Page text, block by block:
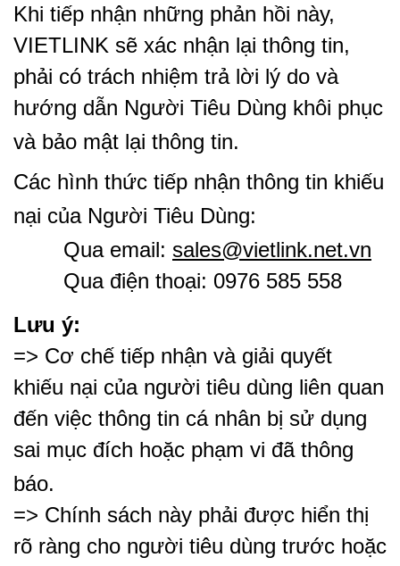
Khi tiếp nhận những phản hồi này,
VIETLINK sẽ xác nhận lại thông tin,
phải có trách nhiệm trả lời lý do và
hướng dẫn Người Tiêu Dùng khôi phục
và bảo mật lại thông tin.
Các hình thức tiếp nhận thông tin khiếu
nại của Người Tiêu Dùng:
Qua email: sales@vietlink.net.vn
Qua điện thoại: 0976 585 558
Lưu ý:
=> Cơ chế tiếp nhận và giải quyết
khiếu nại của người tiêu dùng liên quan
đến việc thông tin cá nhân bị sử dụng
sai mục đích hoặc phạm vi đã thông
báo.
=> Chính sách này phải được hiển thị
rõ ràng cho người tiêu dùng trước hoặc